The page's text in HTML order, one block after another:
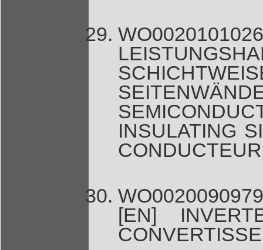
INSULATING
[EN]